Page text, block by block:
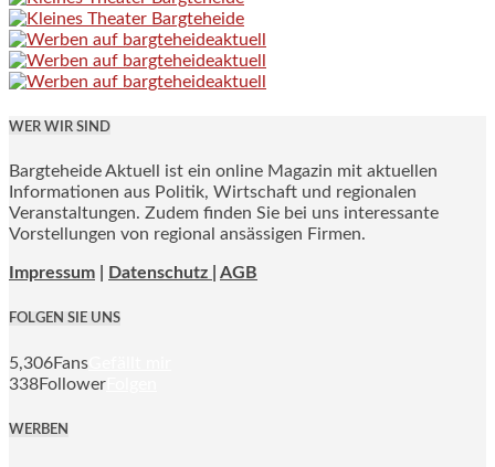
WER WIR SIND
Bargteheide Aktuell ist ein online Magazin mit aktuellen
Informationen aus Politik, Wirtschaft und regionalen
Veranstaltungen. Zudem finden Sie bei uns interessante
Vorstellungen von regional ansässigen Firmen.
Impressum Datenschutz | AGB
FOLGEN SIE UNS
5,306Fans
338Follower
WERBEN